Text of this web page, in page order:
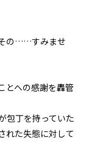
続殺人鬼）』
続殺人鬼）』
の……すみませ
とへの感謝を轟管
包丁を持っていた
れた失態に対して